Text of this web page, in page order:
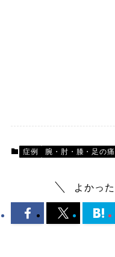
症例 腕・肘・膝・足の
よかっ